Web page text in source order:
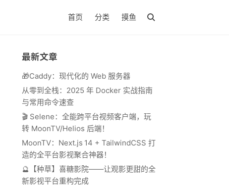
首页 分类 摸鱼
最新文章
🎁Caddy：现代化的 Web 服务器
从零到全栈：2025 年 Docker 实战指南
与常用命令速查
🎬 Selene：全能跨平台视频客户端，玩
转 MoonTV/Helios 后端！
MoonTV：Next.js 14 + TailwindCSS 打
造的全平台影视聚合神器！
🔮【种草】喜糖影院——让观影更甜的全
新影视平台重构完成